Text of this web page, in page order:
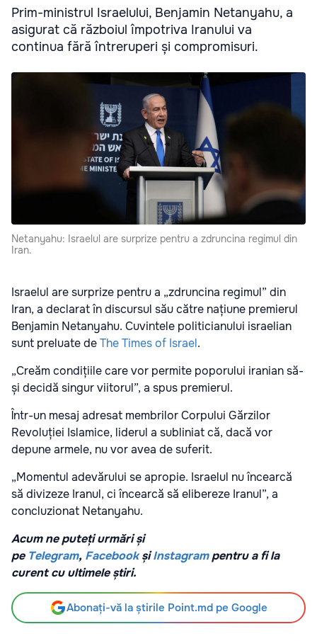
Prim-ministrul Israelului, Benjamin Netanyahu, a
asigurat că războiul împotriva Iranului va
continua fără întreruperi și compromisuri.
Netanyahu: Israelul are surprize pentru a zdruncina regimul din
Iran.
Israelul are surprize pentru a „zdruncina regimul” din
Iran, a declarat în discursul său către națiune premierul
Benjamin Netanyahu. Cuvintele politicianului israelian
sunt preluate deThe Times of Israel.
„Creăm condițiile care vor permite poporului iranian să-
și decidă singur viitorul”, a spus premierul.
Într-un mesaj adresat membrilor Corpului Gărzilor
Revoluției Islamice, liderul a subliniat că, dacă vor
depune armele, nu vor avea de suferit.
„Momentul adevărului se apropie. Israelul nu încearcă
să divizeze Iranul, ci încearcă să elibereze Iranul”, a
concluzionat Netanyahu.
Acum ne puteți urmări și
pe Telegram, Facebook șiInstagrampentru a fi la
curent cu ultimele știri.
Abonați-vă la știrile Point.md pe Google